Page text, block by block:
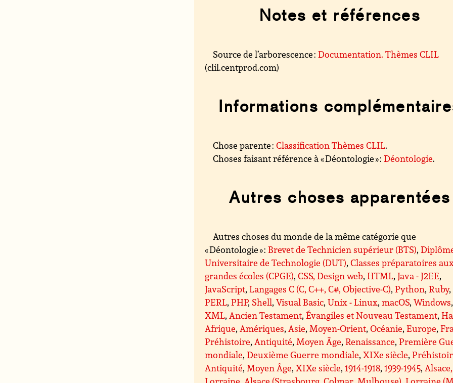
Notes et références
Source de l’arborescence :Documentation. Thèmes CLIL
(clil.centprod.com)
Informations
Chose parente :Classification Thèmes CLIL.
Choses faisant référence à « Déontologie » :Déontologie.
Autres choses apparentées
Autres choses du monde de la même catégorie que
« Déontologie » : Brevet de Technicien supérieur (BTS),
Universitaire de Technologie (DUT),Classes préparatoires aux
grandes écoles (CPGE),CSS, Design web,HTML,Java - J2EE,
JavaScript,Langages C (C, C++, C#, Objective-C),Python,Ruby,
PERL,PHP, Shell,Visual Basic,Unix - Linux,macOS,Windows,
XML, Ancien Testament,Évangiles et Nouveau Testament,
Afrique, Amériques, Asie, Moyen-Orient,Océanie,Europe,
Préhistoire, Antiquité, Moyen Âge,Renaissance,Première
mondiale,Deuxième Guerre mondiale,XIXe siècle,
Antiquité, Moyen Âge,XIXe siècle,1914-1918,1939-1945, Alsace,